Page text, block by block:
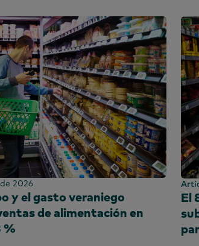
2026
y el gasto veraniego
de alimentación en
%
El